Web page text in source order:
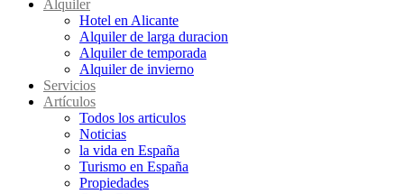
Alquiler
Hotel en Alicante
Alquiler de larga duracion
Alquiler de temporada
Alquiler de invierno
Servicios
Artículos
Todos los articulos
Noticias
la vida en España
Turismo en España
Propiedades